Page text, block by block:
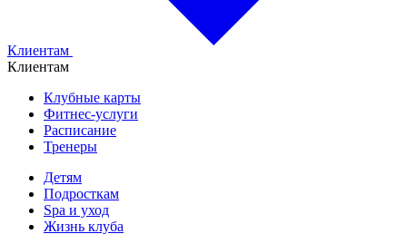
Клиентам
Клиентам
Клубные карты
Фитнес-услуги
Расписание
Тренеры
Детям
Подросткам
Spa и уход
Жизнь клуба